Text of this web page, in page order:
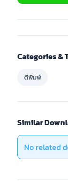
Categories &
ตีพิมพ์
Similar
No related